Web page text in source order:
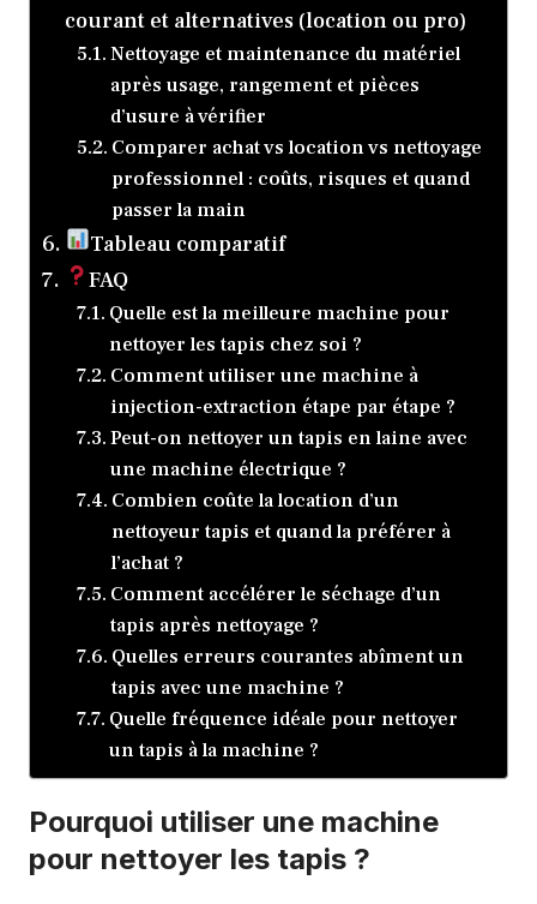
courant et alternatives (location ou pro)
Nettoyage et maintenance du matériel
après usage, rangement et pièces
d’usure à vérifier
Comparer achat vs location vs nettoyage
professionnel : coûts, risques et quand
passer la main
Tableau comparatif
FAQ
Quelle est la meilleure machine pour
nettoyer les tapis chez soi ?
Comment utiliser une machine à
injection-extraction étape par étape ?
Peut-on nettoyer un tapis en laine avec
une machine électrique ?
Combien coûte la location d’un
nettoyeur tapis et quand la préférer à
l’achat ?
Comment accélérer le séchage d’un
tapis après nettoyage ?
Quelles erreurs courantes abîment un
tapis avec une machine ?
Quelle fréquence idéale pour nettoyer
un tapis à la machine ?
Pourquoi utiliser une machine
pour nettoyer les tapis ?